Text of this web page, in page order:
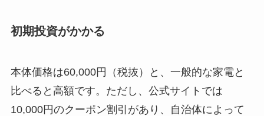
初期投資がかかる
本体価格は60,000円（税抜）と、一般的な家電と
比べると高額です。ただし、公式サイトでは
10,000円のクーポン割引があり、自治体によって